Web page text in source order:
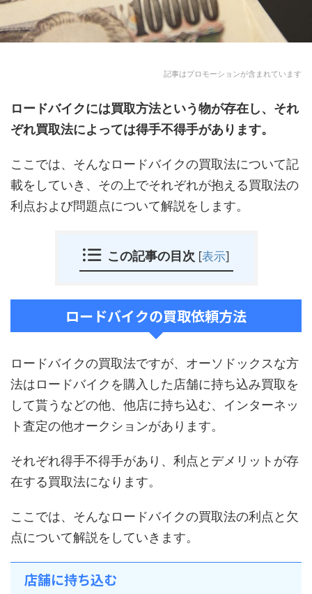
記事はプロモーションが含まれています
ロードバイクには買取方法という物が存在し、それ
ぞれ買取法によっては得手不得手があります。
ここでは、そんなロードバイクの買取法について記
載をしていき、その上でそれぞれが抱える買取法の
利点および問題点について解説をします。
この記事の目次 [表示]
ロードバイクの買取依頼方法
ロードバイクの買取法ですが、オーソドックスな方
法はロードバイクを購入した店舗に持ち込み買取を
して貰うなどの他、他店に持ち込む、インターネッ
ト査定の他オークションがあります。
それぞれ得手不得手があり、利点とデメリットが存
在する買取法になります。
ここでは、そんなロードバイクの買取法の利点と欠
点について解説をしていきます。
店舗に持ち込む